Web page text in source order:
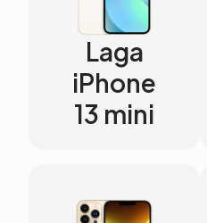
Laga
iPhone
13 mini